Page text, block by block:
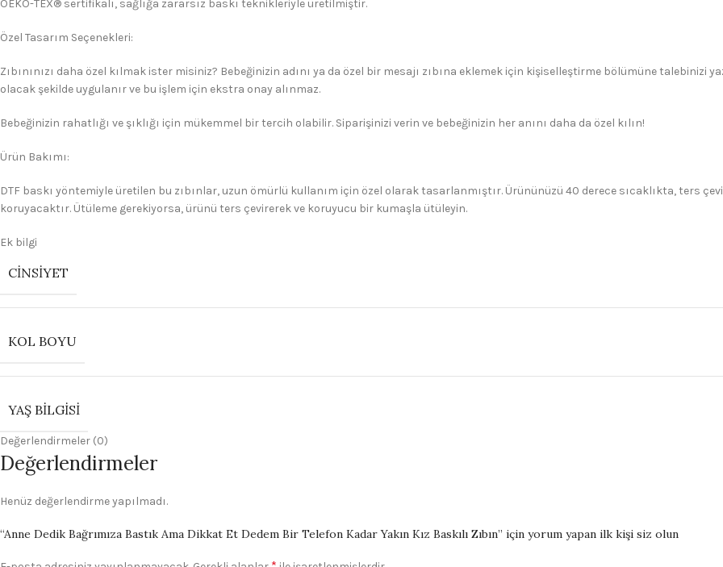
OEKO-TEX® sertifikalı, sağlığa zararsız baskı teknikleriyle üretilmiştir.
Özel Tasarım Seçenekleri:
Zıbınınızı daha özel kılmak ister misiniz? Bebeğinizin adını ya da özel bir mesajı zıbına eklemek için kişiselleştirme bölümüne talebinizi
olacak şekilde uygulanır ve bu işlem için ekstra onay alınmaz.
Bebeğinizin rahatlığı ve şıklığı için mükemmel bir tercih olabilir. Siparişinizi verin ve bebeğinizin her anını daha da özel kılın!
Ürün Bakımı:
DTF baskı yöntemiyle üretilen bu zıbınlar, uzun ömürlü kullanım için özel olarak tasarlanmıştır. Ürününüzü 40 derece sıcaklıkta, ters
koruyacaktır. Ütüleme gerekiyorsa, ürünü ters çevirerek ve koruyucu bir kumaşla ütüleyin.
Ek bilgi
CINSIYET
KOL BOYU
YAŞ BILGISI
Değerlendirmeler (0)
Değerlendirmeler
Henüz değerlendirme yapılmadı.
“Anne Dedik Bağrımıza Bastık Ama Dikkat Et Dedem Bir Telefon Kadar Yakın Kız Baskılı Zıbın” için yorum yapan ilk kişi siz olun